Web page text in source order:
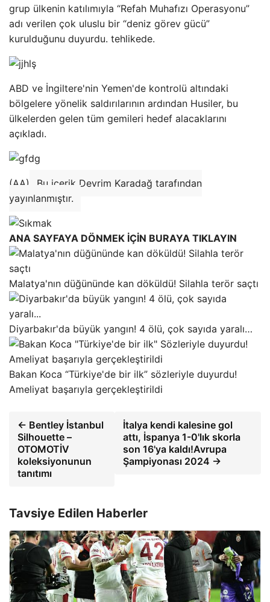
grup ülkenin katılımıyla “Refah Muhafızı Operasyonu”
adı verilen çok uluslu bir “deniz görev gücü”
kurulduğunu duyurdu. tehlikede.
ABD ve İngiltere'nin Yemen'de kontrolü altındaki
bölgelere yönelik saldırılarının ardından Husiler, bu
ülkelerden gelen tüm gemileri hedef alacaklarını
açıkladı.
(AA)
Bu içerik Devrim Karadağ tarafından
yayınlanmıştır.
ANA SAYFAYA DÖNMEK İÇİN BURAYA TIKLAYIN
Malatya'nın düğününde kan döküldü! Silahla terör saçtı
Diyarbakır'da büyük yangın! 4 ölü, çok sayıda yaralı…
Bakan Koca “Türkiye'de bir ilk” sözleriyle duyurdu!
Ameliyat başarıyla gerçekleştirildi
← Bentley İstanbul
Silhouette –
OTOMOTİV
koleksiyonunun
tanıtımı
İtalya kendi kalesine gol
attı, İspanya 1-0'lık skorla
son 16'ya kaldı!Avrupa
Şampiyonası 2024 →
Tavsiye Edilen Haberler